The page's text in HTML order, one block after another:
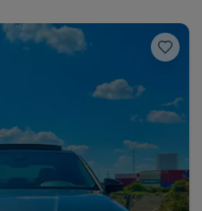
Ford Jaguar